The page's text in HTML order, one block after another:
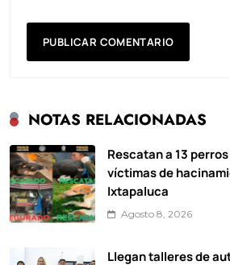
NOTAS RELACIONADAS
Rescatan a 13
víctimas de
Ixtapaluca
Agosto 8, 2026
Llegan talleres de